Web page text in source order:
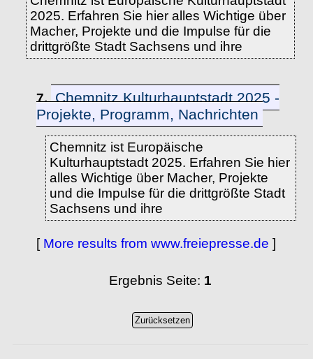
2025. Erfahren Sie hier alles Wichtige über
Macher, Projekte und die Impulse für die
drittgrößte Stadt Sachsens und ihre
7. Chemnitz Kulturhauptstadt 2025 -
Projekte, Programm, Nachrichten
Chemnitz ist Europäische
Kulturhauptstadt 2025. Erfahren Sie hier
alles Wichtige über Macher, Projekte
und die Impulse für die drittgrößte Stadt
Sachsens und ihre
[ More results from www.freiepresse.de ]
Ergebnis Seite: 1